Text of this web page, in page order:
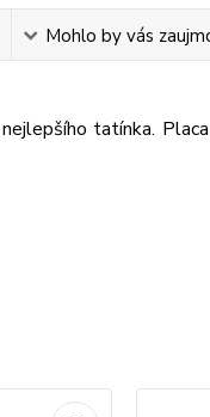
Mohlo by vás
tatínka.